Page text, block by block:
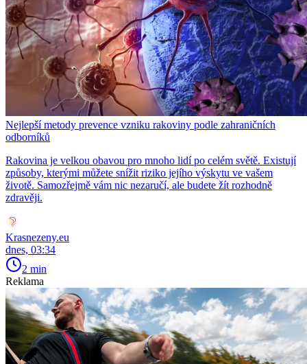
Nejlepší metody prevence vzniku rakoviny podle zahraničních
odborníků
Rakovina je velkou obavou pro mnoho lidí po celém světě. Existují
způsoby, kterými můžete snížit riziko jejího výskytu ve vašem
životě. Samozřejmě vám nic nezaručí, ale budete žít rozhodně
zdravěji.
Krasnezeny.eu
dnes, 03:34
2 min
Reklama